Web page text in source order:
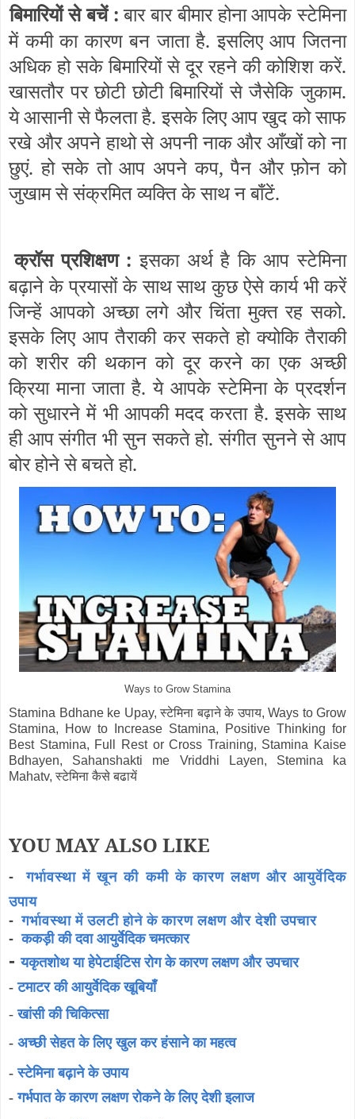
बिमारियों से बचें :बार बार बीमार होना आपके स्टेमिना
में कमी का कारण बन जाता है. इसलिए आप जितना
अधिक हो सके बिमारियों से दूर रहने की कोशिश करें.
खासतौर पर छोटी छोटी बिमारियों से जैसेकि जुकाम.
ये आसानी से फैलता है. इसके लिए आप खुद को साफ
रखे और अपने हाथो से अपनी नाक और आँखों को ना
छुएं. हो सके तो आप अपने कप, पैन और फ़ोन को
जुखाम से संक्रमित व्यक्ति के साथ न बाँटें.
क्रॉस प्रशिक्षण :इसका अर्थ है कि आप स्टेमिना
बढ़ाने के प्रयासों के साथ साथ कुछ ऐसे कार्य भी करें
जिन्हें आपको अच्छा लगे और चिंता मुक्त रह सको.
इसके लिए आप तैराकी कर सकते हो क्योकि तैराकी
को शरीर की थकान को दूर करने का एक अच्छी
क्रिया माना जाता है. ये आपके स्टेमिना के प्रदर्शन
को सुधारने में भी आपकी मदद करता है. इसके साथ
ही आप संगीत भी सुन सकते हो. संगीत सुनने से आप
बोर होने से बचते हो.
Ways to Grow Stamina
Stamina Bdhane ke Upay, स्टेमिना बढ़ाने के उपाय, Ways to Grow
Stamina, How to Increase Stamina, Positive Thinking for
Best Stamina, Full Rest or Cross Training, Stamina Kaise
Bdhayen, Sahanshakti me Vriddhi Layen, Stemina ka
Mahatv, स्टेमिना कैसे बढायें
YOU MAY ALSO LIKE
-
गर्भावस्था में खून की कमी के कारण लक्षण और आयुर्वेदिक
उपाय
-गर्भावस्था में उलटी होने के कारण लक्षण और देशी उपचार
-ककड़ी की दवा आयुर्वेदिक चमत्कार
-यकृतशोथ या हेपेटाईटिस रोग के कारण लक्षण और उपचार
-टमाटर की आयुर्वेदिक खूबियाँ
-खांसी की चिकित्सा
- अच्छी सेहत के लिए खुल कर हंसाने का महत्व
-स्टेमिना बढ़ाने के उपाय
-गर्भपात के कारण लक्षण रोकने के लिए देशी इलाज